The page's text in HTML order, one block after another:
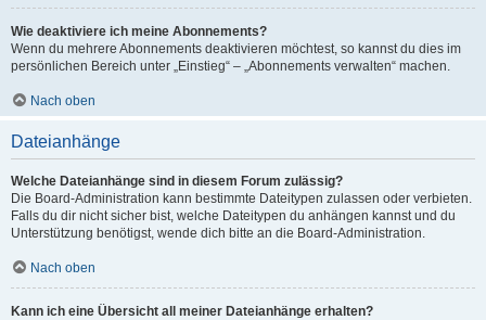
Wie deaktiviere ich meine Abonnements?
Wenn du mehrere Abonnements deaktivieren möchtest, so kannst du dies im
persönlichen Bereich unter „Einstieg“ – „Abonnements verwalten“ machen.
Nach oben
Dateianhänge
Welche Dateianhänge sind in diesem Forum zulässig?
Die Board-Administration kann bestimmte Dateitypen zulassen oder verbieten.
Falls du dir nicht sicher bist, welche Dateitypen du anhängen kannst und du
Unterstützung benötigst, wende dich bitte an die Board-Administration.
Nach oben
Kann ich eine Übersicht all meiner Dateianhänge erhalten?